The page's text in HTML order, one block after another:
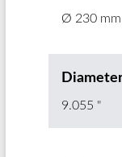
Ø 230 mm
9.055 "